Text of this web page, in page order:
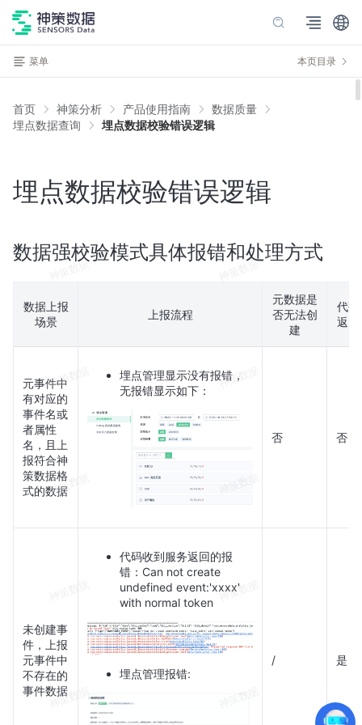
菜单 本页目录
首页 神策分析 产品使用指南
数据质量
埋点数据查询
埋点数据校验错误逻辑
埋点数据校验错误逻辑
数据强校验模式具体报错和处理方式
数据上报
场景
上报流程
元数据是
否无法创
建
代码
返回
元事件中
有对应的
事件名或
者属性
名，且上
报符合神
策数据格
式的数据
埋点管理显示没有报错，
无报错显示如下：
否 否
未创建事
件，上报
元事件中
不存在的
事件数据
代码收到服务返回的报
错：Can not create
undefined event:'xxxx'
with normal token
埋点管理报错:
/ 是